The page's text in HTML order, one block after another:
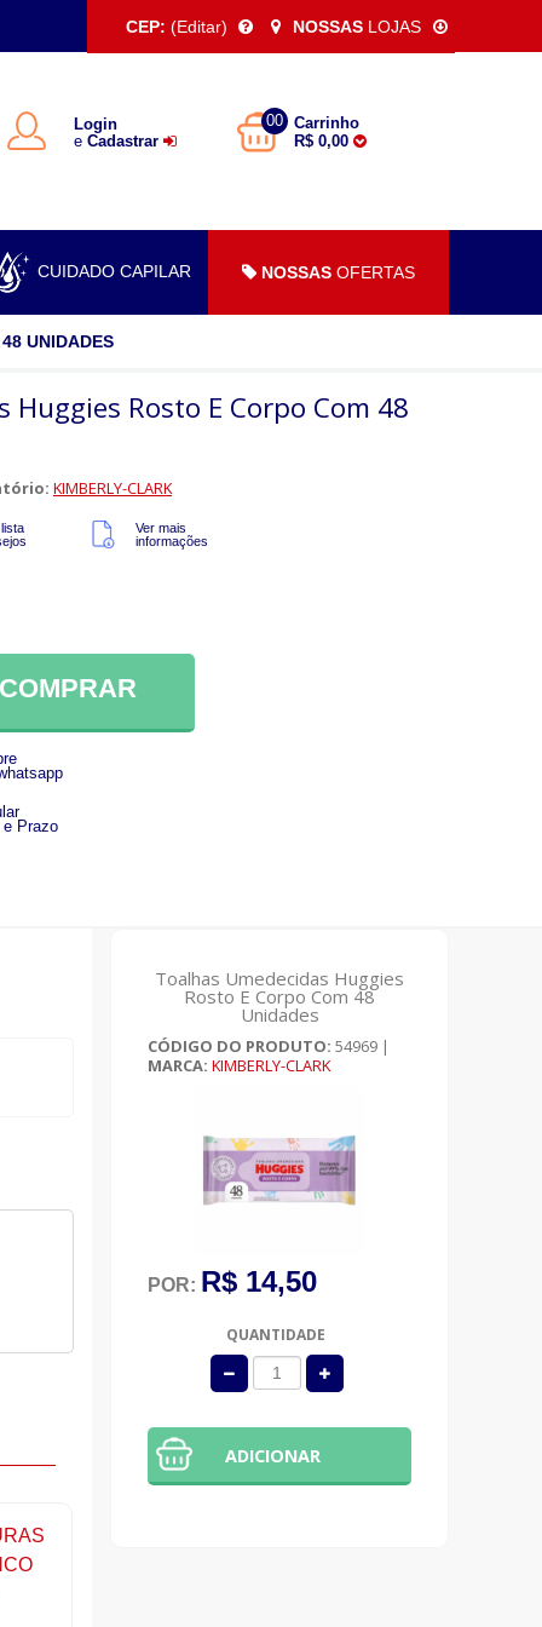
CEP: (Editar) NOSSAS LOJAS
Login
e Cadastrar
00
Carrinho
R$ 0,00
CUIDADO CAPILAR NOSSAS OFERTAS
UNIDADES
Huggies Rosto E Corpo Com 48
KIMBERLY-CLARK
Ver mais
informações
COMPRAR
e Prazo
Toalhas Umedecidas Huggies
Rosto E Corpo Com 48
Unidades
CÓDIGO DO PRODUTO: 54969 |
MARCA: KIMBERLY-CLARK
POR: R$ 14,50
QUANTIDADE
ADICIONAR